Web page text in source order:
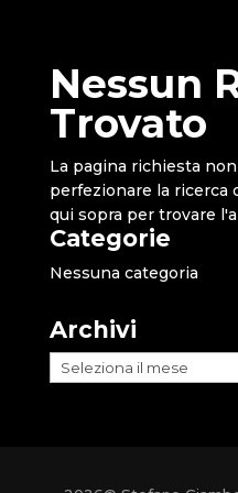
Nessun
Trovato
La pagina richiesta
perfezionare la ricerca
qui sopra per trovare
Categorie
Nessuna categoria
Archivi
Archivi